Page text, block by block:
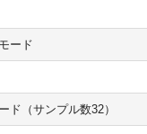
ード
ド（サンプル数32）